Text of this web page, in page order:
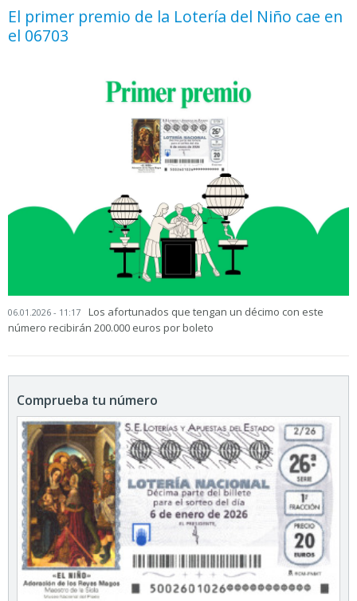
El primer premio de la Lotería del Niño cae en
el 06703
06.01.2026 - 11:17
Los afortunados que tengan un décimo con este
número recibirán 200.000 euros por boleto
Comprueba tu número